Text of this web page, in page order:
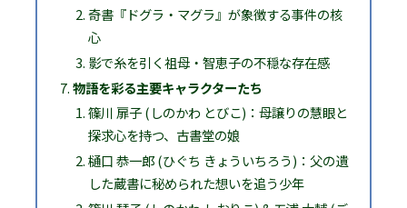
奇書『ドグラ・マグラ』が象徴する事件の核
心
影で糸を引く祖母・智恵子の不穏な存在感
物語を彩る主要キャラクターたち
篠川 扉子 (しのかわ とびこ)：母譲りの慧眼と
探求心を持つ、古書堂の娘
樋口 恭一郎 (ひぐち きょういちろう)：父の遺
した蔵書に秘められた想いを追う少年